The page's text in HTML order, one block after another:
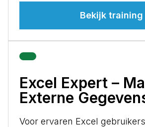
Bekijk training
Excel Expert –
Externe
Voor ervaren Excel